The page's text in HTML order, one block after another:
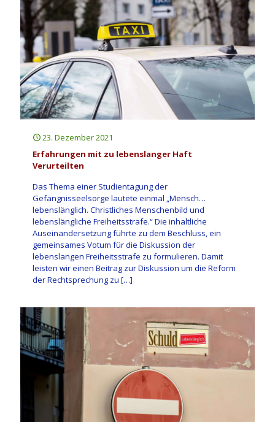
23. Dezember 2021
Erfahrungen mit zu lebenslanger Haft
Verurteilten
Das Thema einer Studientagung der
Gefängnisseelsorge lautete einmal „Mensch…
lebenslänglich. Christliches Menschenbild und
lebenslängliche Freiheitsstrafe.“ Die inhaltliche
Auseinandersetzung führte zu dem Beschluss, ein
gemeinsames Votum für die Diskussion der
lebenslangen Freiheitsstrafe zu formulieren. Damit
leisten wir einen Beitrag zur Diskussion um die Reform
der Rechtsprechung zu […]